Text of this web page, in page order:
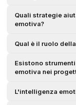
Quali strategie
emotiva?
Qual è il ruolo
Esistono
emotiva nei
L'intelligenza